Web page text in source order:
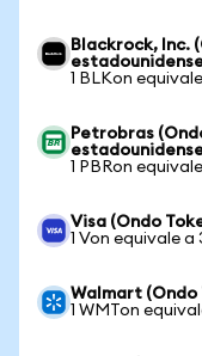
Blackrock, Inc.
1 BLKon
Petrobras
1 PBRon
Visa (Ondo
1 Von equivale a
Walmart (Ondo
1 WMTon